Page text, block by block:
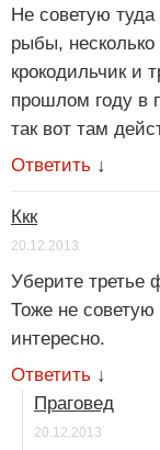
Не советую
рыбы,
крокодильчик и
прошлом году в
так вот там
Ответить ↓
Ккк
20.12.2013
Уберите третье
Тоже не
интересно.
Ответить ↓
Праговед
20.12.2013